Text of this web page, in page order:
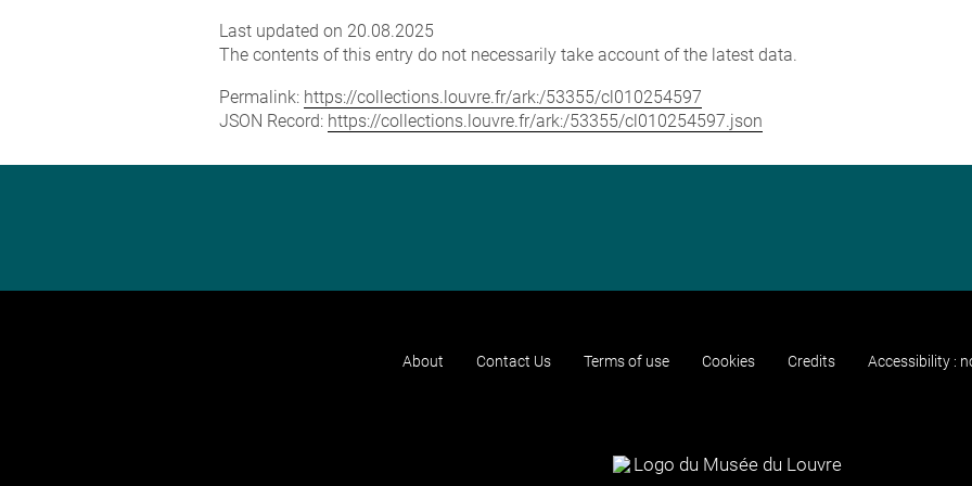
Last updated on 20.08.2025
The contents of this entry do not necessarily take account of the latest data.
Permalink: https://collections.louvre.fr/ark:/53355/cl010254597
JSON Record: https://collections.louvre.fr/ark:/53355/cl010254597.json
About Contact Us Terms of use Cookies Credits Accessibility :